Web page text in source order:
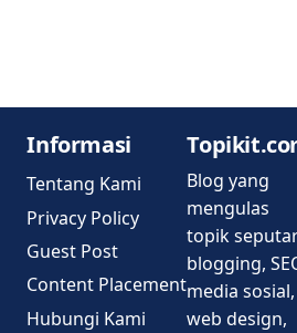
Informasi
Tentang Kami
Privacy Policy
Guest Post
Content Placement
Hubungi Kami
Blog yang
mengulas
topik
blogging,
media sosial,
web design,